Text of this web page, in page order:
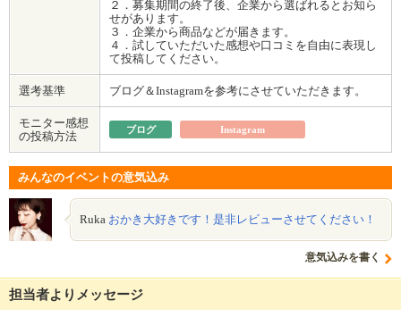
２．募集期間の終了後、企業から選ばれるとお知ら
せがあります。
３．企業から商品などが届きます。
４．試していただいた感想や口コミを自由に表現し
て投稿してください。
選考基準 ブログ＆Instagramを参考にさせていただきます。
モニター感想
の投稿方法
ブログ Instagram
みんなのイベントの意気込み
Ruka おかき大好きです！是非レビューさせてください！
意気込みを書く
担当者よりメッセージ